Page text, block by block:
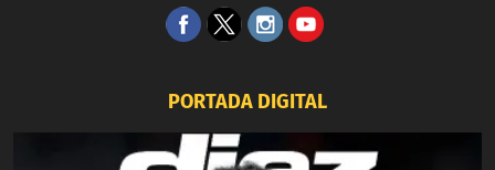
PORTADA DIGITAL